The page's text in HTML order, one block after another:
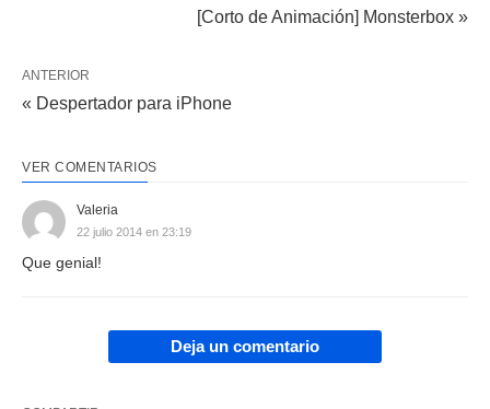
[Corto de Animación] Monsterbox »
ANTERIOR
« Despertador para iPhone
VER COMENTARIOS
Valeria
22 julio 2014 en 23:19
Que genial!
Deja un comentario